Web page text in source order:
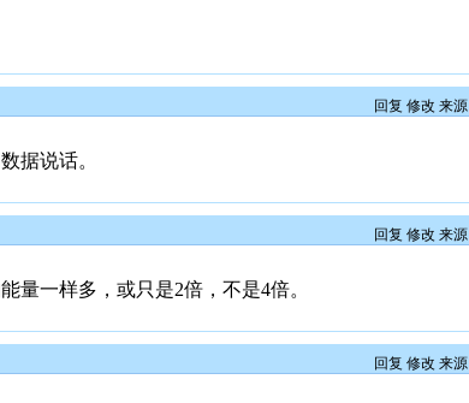
回复 修改 来源
据说话。
回复 修改 来源
量一样多，或只是2倍，不是4倍。
回复 修改 来源